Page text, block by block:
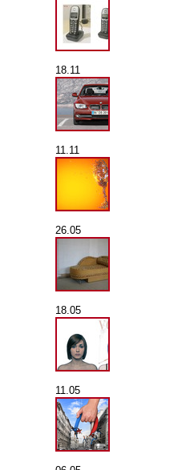
18.11
11.11
26.05
18.05
11.05